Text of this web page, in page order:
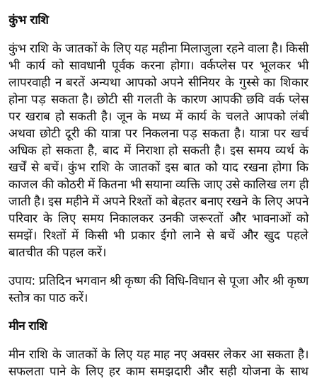
व्र
त
त्यो
हा
र
रा
शि
फ
ल
वि
शे
ष
वि
श्ले
ष
ट्रें
डिं
ग
कुंभ राशि
कुंभ राशि के जातकों के लिए यह महीना मिलाजुला रहने वाला है। किसी
भी कार्य को सावधानी पूर्वक करना होगा। वर्कप्लेस पर भूलकर भी
लापरवाही न बरतें अन्यथा आपको अपने सीनियर के गुस्से का शिकार
होना पड़ सकता है। छोटी सी गलती के कारण आपकी छवि वर्क प्लेस
पर खराब हो सकती है। जून के मध्य में कार्य के चलते आपको लंबी
अथवा छोटी दूरी की यात्रा पर निकलना पड़ सकता है। यात्रा पर खर्च
अधिक हो सकता है, बाद में निराशा हो सकती है। इस समय व्यर्थ के
खर्चें से बचें। कुंभ राशि के जातकों इस बात को याद रखना होगा कि
काजल की कोठरी में कितना भी सयाना व्यक्ति जाए उसे कालिख लग ही
जाती है। इस महीने में अपने रिश्तों को बेहतर बनाए रखने के लिए अपने
परिवार के लिए समय निकालकर उनकी जरूरतों और भावनाओं को
समझें। रिश्तों में किसी भी प्रकार ईगो लाने से बचें और खुद पहले
बातचीत की पहल करें।
उपाय: प्रतिदिन भगवान श्री कृष्ण की विधि-विधान से पूजा और श्री कृष्ण
स्तोत्र का पाठ करें।
मीन राशि
मीन राशि के जातकों के लिए यह माह नए अवसर लेकर आ सकता है।
सफलता पाने के लिए हर काम समझदारी और सही योजना के साथ